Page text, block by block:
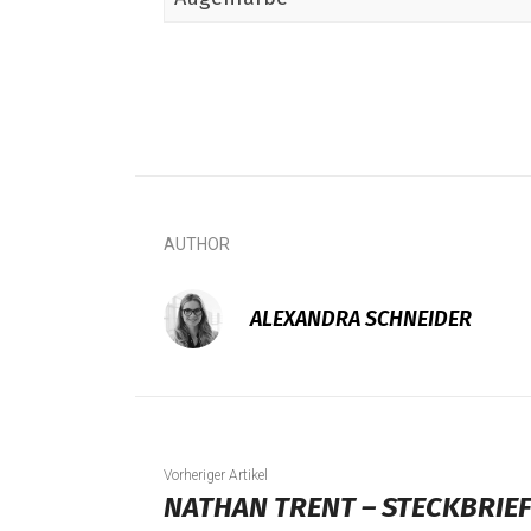
AUTHOR
ALEXANDRA SCHNEIDER
Vorheriger Artikel
NATHAN TRENT – STECKBRIEF